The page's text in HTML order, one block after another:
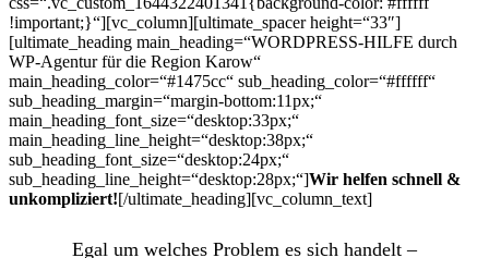
!important;}“][vc_column][ultimate_spacer height=“33″]
[ultimate_heading main_heading=“WORDPRESS-HILFE durch
WP-Agentur für die Region Karow“
main_heading_color=“#1475cc“ sub_heading_color=“#ffffff“
sub_heading_margin=“margin-bottom:11px;“
main_heading_font_size=“desktop:33px;“
main_heading_line_height=“desktop:38px;“
sub_heading_font_size=“desktop:24px;“
sub_heading_line_height=“desktop:28px;“]Wir helfen schnell &
unkompliziert![/ultimate_heading][vc_column_text]
Egal um welches Problem es sich handelt –